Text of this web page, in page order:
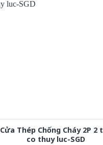
Cửa Thép Chống Cháy 2P 2
co thuy luc-SGD